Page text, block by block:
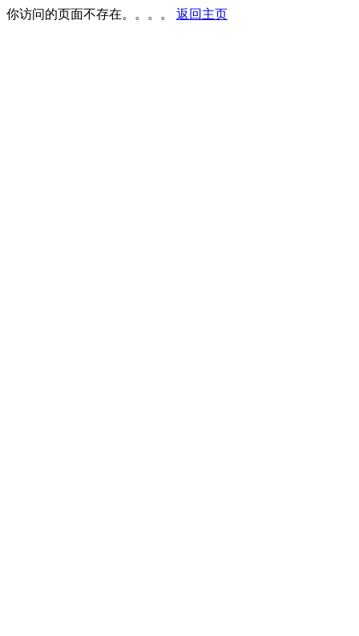
你访问的页面不存在。。。。 返回主页